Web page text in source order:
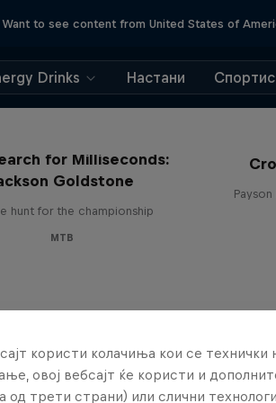
Want to see content from United States of
Drinks Настани
for Milliseconds:
Goldstone
hunt for the championship
MTB
користи колачиња кои се технички
овој вебсајт ќе користи и
од трети страни) или слични